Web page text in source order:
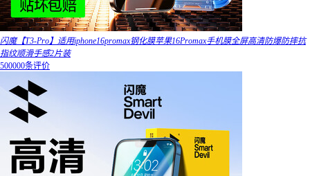
闪魔【T3-Pro】适用iphone16promax钢化膜苹果16Promax手机膜全屏高清防爆防摔抗
指纹顺滑手感2片装
500000条评价